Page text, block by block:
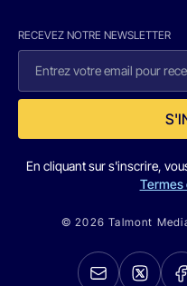
RECEVEZ NOTRE NEWSLETTER
En cliquant sur s'inscrire,
Termes
© 2026 Talmont